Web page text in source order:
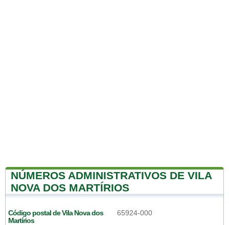
NÚMEROS ADMINISTRATIVOS DE VILA
NOVA DOS MARTÍRIOS
Código postal de Vila Nova dos
Martírios
65924-000